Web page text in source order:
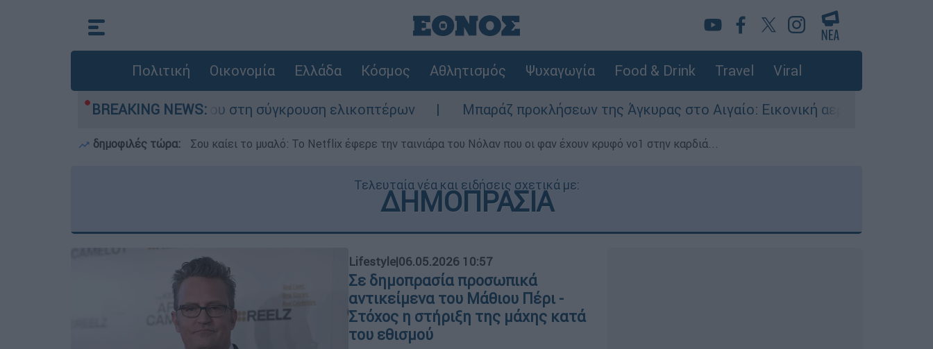
Πολιτική Οικονομία Ελλάδα Κόσμος Αθλητισμός Ψυχαγωγία Food & Drink Travel Viral
BREAKING NEWS:
έχασε τη ζωή του στη σύγκρουση ελικοπτέρων Μπαράζ προκλήσεων της Άγκυρας στο Αιγαίο: Εικονική αερομαχία ανάμεσα σε ελληνικά
δημοφιλές τώρα: Σου καίει το μυαλό: Το Netflix έφερε την ταινιάρα του Νόλαν που οι φαν έχουν κρυφό νο1 στην καρδιά...
Τελευταία νέα και ειδήσεις σχετικά με:
ΔΗΜΟΠΡΑΣΙΑ
Lifestyle|06.05.2026 10:57
Σε δημοπρασία προσωπικά
αντικείμενα του Μάθιου Πέρι -
Στόχος η στήριξη της μάχης κατά
του εθισμού